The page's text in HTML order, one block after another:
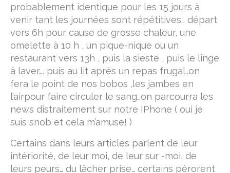
M’écrire
A propos
probablement identique pour les 15 jours à
venir tant les journées sont répétitives… départ
vers 6h pour cause de grosse chaleur, une
omelette à 10 h , un pique-nique ou un
restaurant vers 13h , puis la sieste , puis le linge
à laver…. puis au lit après un repas frugal..on
fera le point de nos bobos ,les jambes en
l’airpour faire circuler le sang…on parcourra les
news distraitement sur notre IPhone ( oui je
suis snob et cela m’amuse! )
Certains dans leurs articles parlent de leur
intériorité, de leur moi, de leur sur -moi, de
leurs peurs… du lâcher prise… certains pérorent